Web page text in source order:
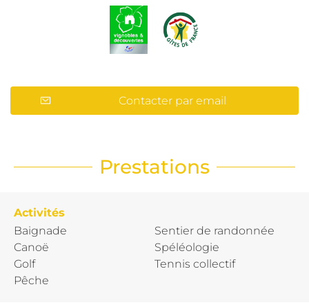
Contacter par email
Prestations
Activités
Baignade
Canoë
Golf
Pêche
Sentier de randonnée
Spéléologie
Tennis collectif